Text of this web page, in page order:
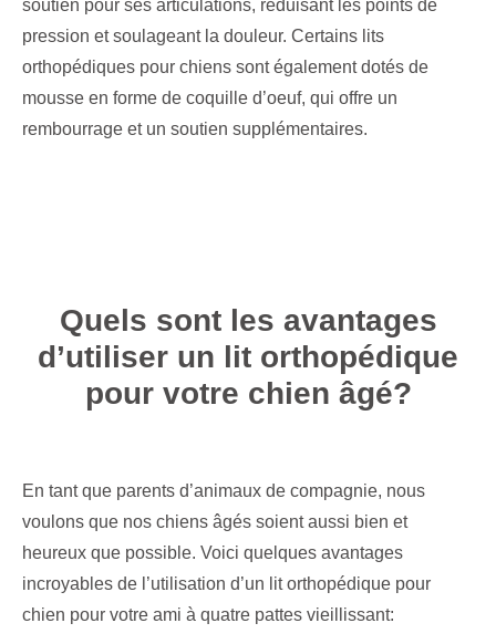
soutien pour ses articulations, réduisant les points de
pression et soulageant la douleur. Certains lits
orthopédiques pour chiens sont également dotés de
mousse en forme de coquille d’oeuf, qui offre un
rembourrage et un soutien supplémentaires.
Quels sont les avantages
d’utiliser un lit orthopédique
pour votre chien âgé?
En tant que parents d’animaux de compagnie, nous
voulons que nos chiens âgés soient aussi bien et
heureux que possible. Voici quelques avantages
incroyables de l’utilisation d’un lit orthopédique pour
chien pour votre ami à quatre pattes vieillissant: